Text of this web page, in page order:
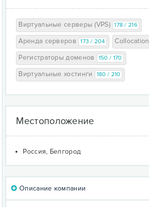
Виртуальные серверы (VPS) 178 / 216
Аренда серверов 173 / 204 Collocation
Регистраторы доменов 150 / 170
Виртуальные хостинги 180 / 210
Местоположение
Россия, Белгород
Описание компании